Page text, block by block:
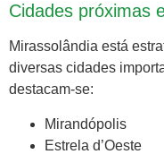
Cidades próximas
Mirassolândia está
diversas cidades
destacam-se:
Mirandópolis
Estrela d’Oeste